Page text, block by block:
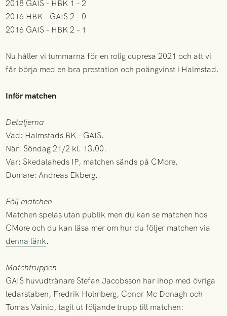
2018 GAIS – HBK 1 – 2
2016 HBK – GAIS 2 – 0
2016 GAIS – HBK 2 – 1
Nu håller vi tummarna för en rolig cupresa 2021 och att vi
får börja med en bra prestation och poängvinst i Halmstad.
Inför matchen
Detaljerna
Vad: Halmstads BK – GAIS.
När: Söndag 21/2 kl. 13.00.
Var: Skedalaheds IP, matchen sänds på CMore.
Domare: Andreas Ekberg.
Följ matchen
Matchen spelas utan publik men du kan se matchen hos
CMore och du kan läsa mer om hur du följer matchen via
denna länk.
Matchtruppen
GAIS huvudtränare Stefan Jacobsson har ihop med övriga
ledarstaben, Fredrik Holmberg, Conor Mc Donagh och
Tomas Vainio, tagit ut följande trupp till matchen: